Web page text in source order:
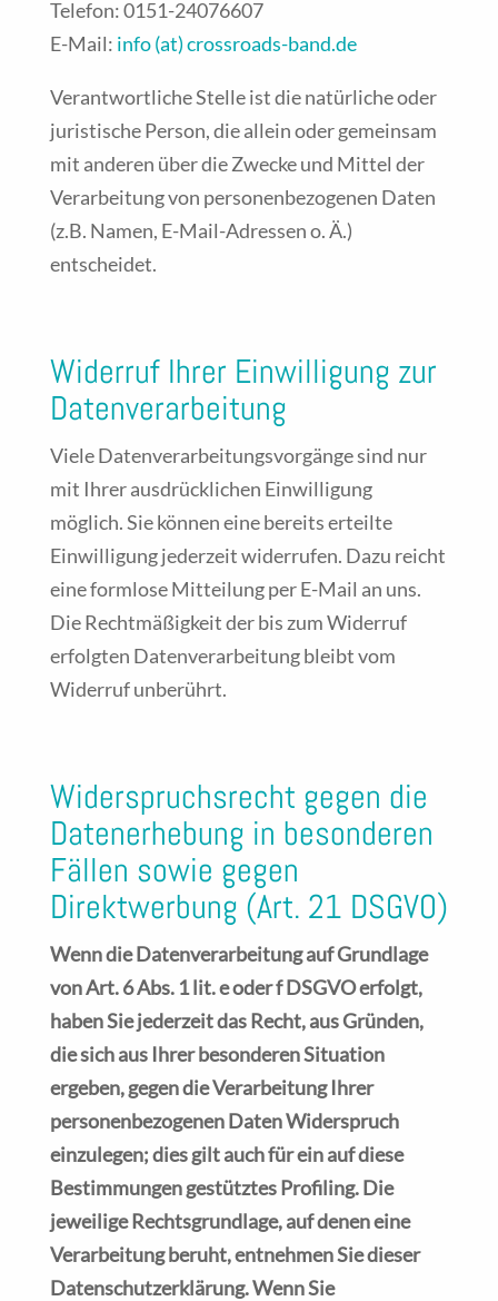
Telefon: 0151-24076607
E-Mail: info (at) crossroads-band.de
Verantwortliche Stelle ist die natürliche oder
juristische Person, die allein oder gemeinsam
mit anderen über die Zwecke und Mittel der
Verarbeitung von personenbezogenen Daten
(z.B. Namen, E-Mail-Adressen o. Ä.)
entscheidet.
Widerruf Ihrer Einwilligung zur
Datenverarbeitung
Viele Datenverarbeitungsvorgänge sind nur
mit Ihrer ausdrücklichen Einwilligung
möglich. Sie können eine bereits erteilte
Einwilligung jederzeit widerrufen. Dazu reicht
eine formlose Mitteilung per E-Mail an uns.
Die Rechtmäßigkeit der bis zum Widerruf
erfolgten Datenverarbeitung bleibt vom
Widerruf unberührt.
Widerspruchsrecht gegen die
Datenerhebung in besonderen
Fällen sowie gegen
Direktwerbung (Art. 21 DSGVO)
Wenn die Datenverarbeitung auf Grundlage
von Art. 6 Abs. 1 lit. e oder f DSGVO erfolgt,
haben Sie jederzeit das Recht, aus Gründen,
die sich aus Ihrer besonderen Situation
ergeben, gegen die Verarbeitung Ihrer
personenbezogenen Daten Widerspruch
einzulegen; dies gilt auch für ein auf diese
Bestimmungen gestütztes Profiling. Die
jeweilige Rechtsgrundlage, auf denen eine
Verarbeitung beruht, entnehmen Sie dieser
Datenschutzerklärung. Wenn Sie